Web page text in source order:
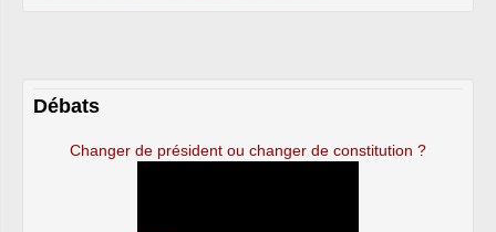
Débats
Changer de président ou changer de constitution ?